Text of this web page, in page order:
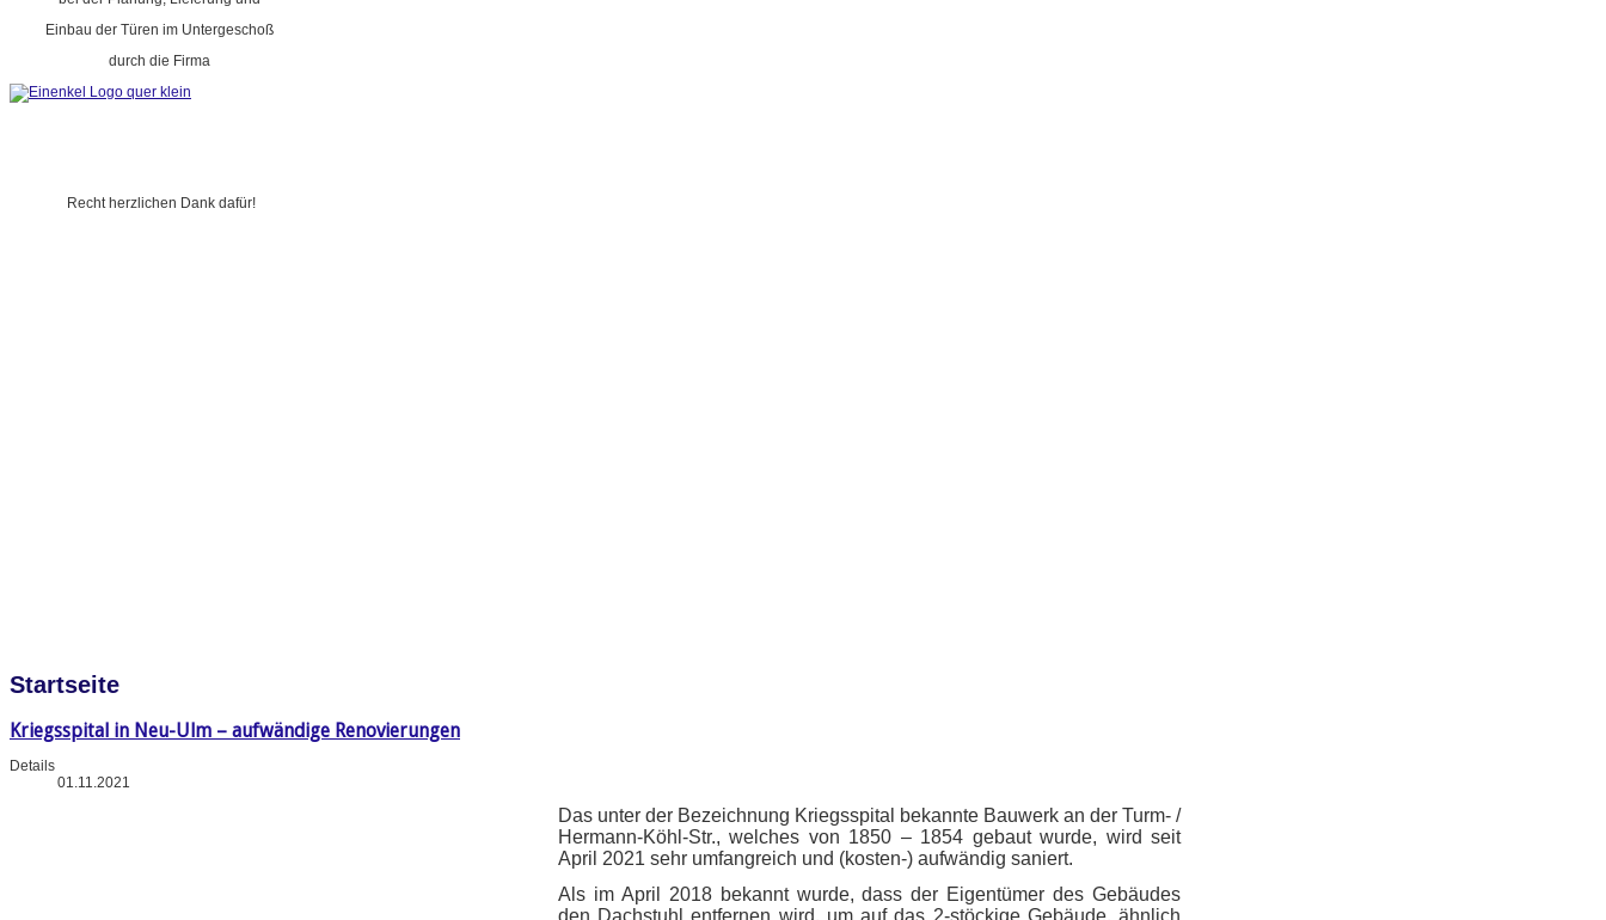
Einbau der Türen im Untergeschoß
durch die Firma
Recht herzlichen Dank dafür!
Startseite
Kriegsspital in Neu-Ulm – aufwändige Renovierungen
Details
01.11.2021
Das unter der Bezeichnung Kriegsspital bekannte Bauwerk an der Turm- /
Hermann-Köhl-Str., welches von 1850 – 1854 gebaut wurde, wird seit
April 2021 sehr umfangreich und (kosten-) aufwändig saniert.
Als im April 2018 bekannt wurde, dass der Eigentümer des Gebäudes
den Dachstuhl entfernen wird, um auf das 2-stöckige Gebäude, ähnlich